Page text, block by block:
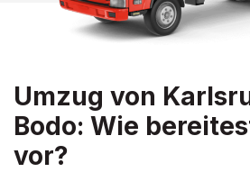
Umzug von
Bodo: Wie
vor?